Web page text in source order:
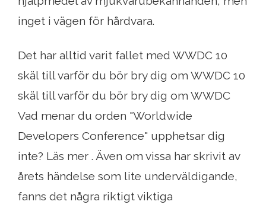
inget i vägen för hårdvara.
Det har alltid varit fallet med WWDC 10
skäl till varför du bör bry dig om WWDC 10
skäl till varför du bör bry dig om WWDC
Vad menar du orden "Worldwide
Developers Conference" upphetsar dig
inte? Läs mer . Även om vissa har skrivit av
årets händelse som lite underväldigande,
fanns det några riktigt viktiga